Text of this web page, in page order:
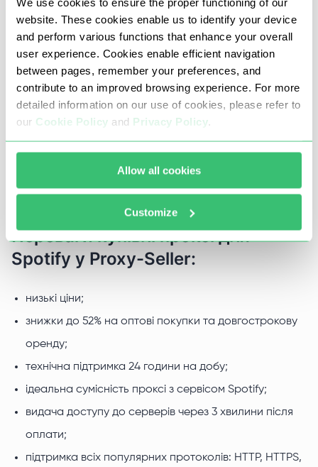
website. These cookies enable us to identify your device
and perform various functions that enhance your overall
user experience. Cookies enable efficient navigation
between pages, remember your preferences, and
contribute to an improved browsing experience. For more
detailed information on our use of cookies, please refer to
our Cookie Policy and Privacy Policy
Allow all cookies
Customize
Наша компанія вже багато років надає проксі-
сервери в оренду користувачам з усього світу. Ми
точно знаємо, які проксі-сервери потрібні для
безперебійного користування сервісом Spotify.
високошвидкісні приватні проксі-сервери, а й сервіс
Переваги купівлі проксі для
Spotify у Proxy-Seller:
низькі ціни;
знижки до 52% на оптові покупки та довгострокову
оренду;
технічна підтримка 24 години на добу;
ідеальна сумісність проксі з сервісом Spotify;
видача доступу до серверів через 3 хвилини після
оплати;
підтримка всіх популярних протоколів: HTTP, HTTPS,